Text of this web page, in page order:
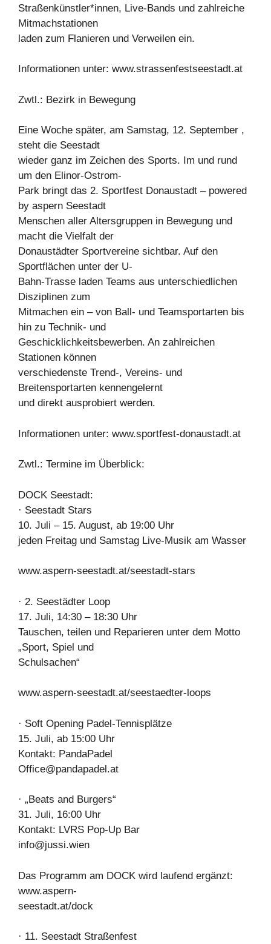
Straßenkünstler*innen, Live-Bands und zahlreiche
Mitmachstationen
laden zum Flanieren und Verweilen ein.
Informationen unter: www.strassenfestseestadt.at
Zwtl.: Bezirk in Bewegung
Eine Woche später, am Samstag, 12. September ,
steht die Seestadt
wieder ganz im Zeichen des Sports. Im und rund
um den Elinor-Ostrom-
Park bringt das 2. Sportfest Donaustadt – powered
by aspern Seestadt
Menschen aller Altersgruppen in Bewegung und
macht die Vielfalt der
Donaustädter Sportvereine sichtbar. Auf den
Sportflächen unter der U-
Bahn-Trasse laden Teams aus unterschiedlichen
Disziplinen zum
Mitmachen ein – von Ball- und Teamsportarten bis
hin zu Technik- und
Geschicklichkeitsbewerben. An zahlreichen
Stationen können
verschiedenste Trend-, Vereins- und
Breitensportarten kennengelernt
und direkt ausprobiert werden.
Informationen unter: www.sportfest-donaustadt.at
Zwtl.: Termine im Überblick:
DOCK Seestadt:
· Seestadt Stars
10. Juli – 15. August, ab 19:00 Uhr
jeden Freitag und Samstag Live-Musik am Wasser
www.aspern-seestadt.at/seestadt-stars
· 2. Seestädter Loop
17. Juli, 14:30 – 18:30 Uhr
Tauschen, teilen und Reparieren unter dem Motto
„Sport, Spiel und
Schulsachen“
www.aspern-seestadt.at/seestaedter-loops
· Soft Opening Padel-Tennisplätze
15. Juli, ab 15:00 Uhr
Kontakt: PandaPadel
Office@pandapadel.at
· „Beats and Burgers“
31. Juli, 16:00 Uhr
Kontakt: LVRS Pop-Up Bar
info@jussi.wien
Das Programm am DOCK wird laufend ergänzt:
www.aspern-
seestadt.at/dock
· 11. Seestadt Straßenfest